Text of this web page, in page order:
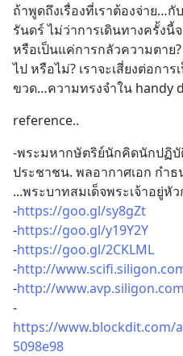
ถ้าพูดถึงเรื่องที่เราต้องจ่าย…
รันดร์ ไม่ว่าการเดินทางครั้งนี้
หรือเป็นแค่การกลัวความตาย
ไป หรือไม่? เราจะเสี่ยงต่อกา
ขวด…ความทรงจำใน handy
reference..
-พระมหากษัตริย์นักคิดนักปฏิบั
ประชาชน. พลอากาศเอก กำ
...พระบาทสมเด็จพระเจ้าอยู่
-https://goo.gl/sy8gZt
-https://goo.gl/y19Y2Y
-https://goo.gl/2CKLML
-http://
-http://
-
https://www.blockdit.com/
5098e98